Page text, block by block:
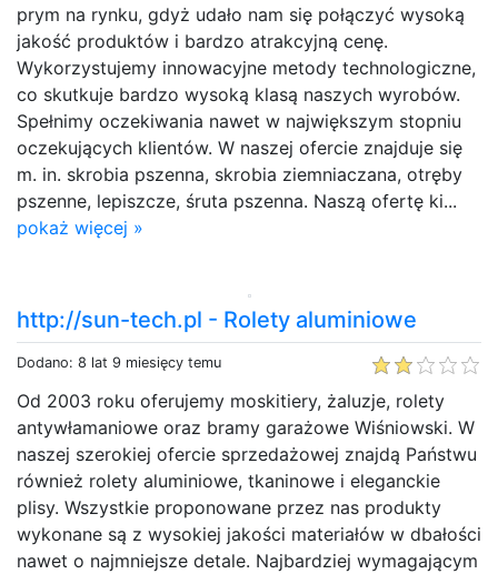
prym na rynku, gdyż udało nam się połączyć wysoką
jakość produktów i bardzo atrakcyjną cenę.
Wykorzystujemy innowacyjne metody technologiczne,
co skutkuje bardzo wysoką klasą naszych wyrobów.
Spełnimy oczekiwania nawet w największym stopniu
oczekujących klientów. W naszej ofercie znajduje się
m. in. skrobia pszenna, skrobia ziemniaczana, otręby
pszenne, lepiszcze, śruta pszenna. Naszą ofertę ki...
pokaż więcej »
http://sun-tech.pl - Rolety aluminiowe
Dodano: 8 lat 9 miesięcy temu
Od 2003 roku oferujemy moskitiery, żaluzje, rolety
antywłamaniowe oraz bramy garażowe Wiśniowski. W
naszej szerokiej ofercie sprzedażowej znajdą Państwu
również rolety aluminiowe, tkaninowe i eleganckie
plisy. Wszystkie proponowane przez nas produkty
wykonane są z wysokiej jakości materiałów w dbałości
nawet o najmniejsze detale. Najbardziej wymagającym